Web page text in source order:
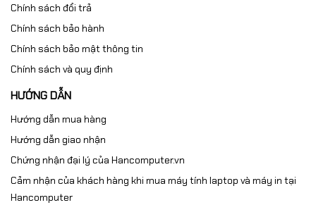
Chính sách đổi trả
Chính sách bảo hành
Chính sách bảo mật thông tin
Chính sách và quy định
HƯỚNG DẪN
Hướng dẫn mua hàng
Hướng dẫn giao nhận
Chứng nhận đại lý của Hancomputer.vn
Cảm nhận của khách hàng khi mua máy tính laptop và máy in tại
Hancomputer